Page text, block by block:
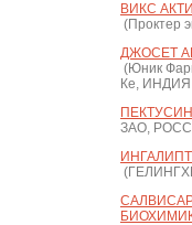
ВИКС
(Проктер
ДЖОСЕТ
(Юник
Ке,
ЗАО,